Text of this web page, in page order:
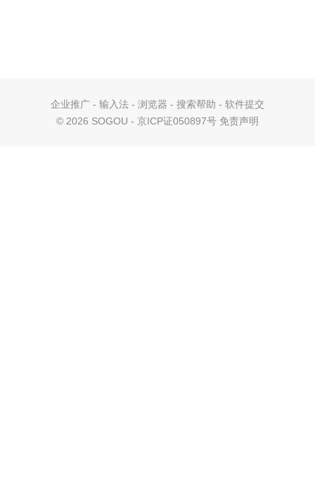
企业推广 - 输入法 - 浏览器 - 搜索帮助 - 软件提交
© 2026 SOGOU - 京ICP证050897号 免责声明